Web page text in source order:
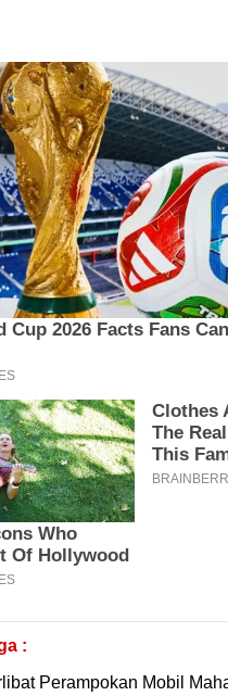
:
Perampokan Mobil